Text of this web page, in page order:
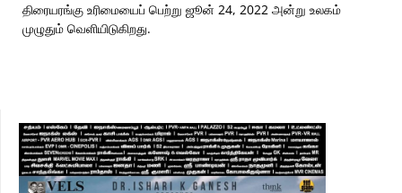
திரையரங்கு உரிமையைப் பெற்று ஜூன் 24, 2022 அன்று உலகம்
முழுதும் வெளியிடுகிறது.